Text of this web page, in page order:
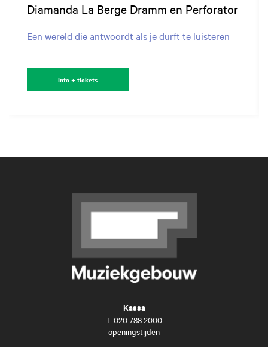
Diamanda La Berge Dramm en Perforator
Een wereld die antwoordt als je durft te luisteren
Info + tickets
Kassa
T 020 788 2000
openingstijden